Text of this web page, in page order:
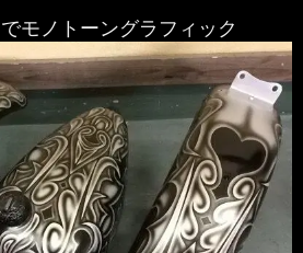
モノトーングラフィック